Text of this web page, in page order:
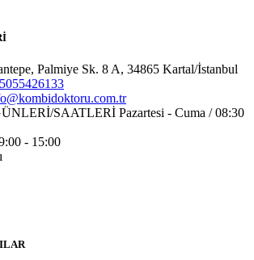
Palmiye Sk. 8 A, 34865 Kartal/İstanbul
SAATLERİ Pazartesi - Cuma / 08:30
- 15:00